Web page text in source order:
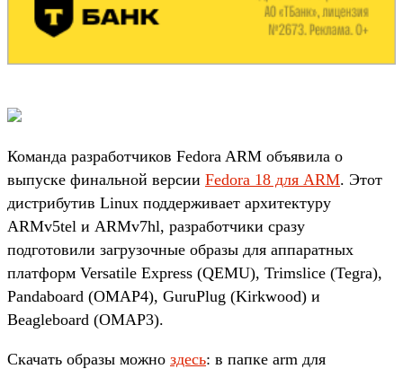
Команда разработчиков Fedora ARM объявила о
выпуске финальной версии Fedora 18 для ARM. Этот
дистрибутив Linux поддерживает архитектуру
ARMv5tel и ARMv7hl, разработчики сразу
подготовили загрузочные образы для аппаратных
платформ Versatile Express (QEMU), Trimslice (Tegra),
Pandaboard (OMAP4), GuruPlug (Kirkwood) и
Beagleboard (OMAP3).
Скачать образы можно здесь: в папке arm для